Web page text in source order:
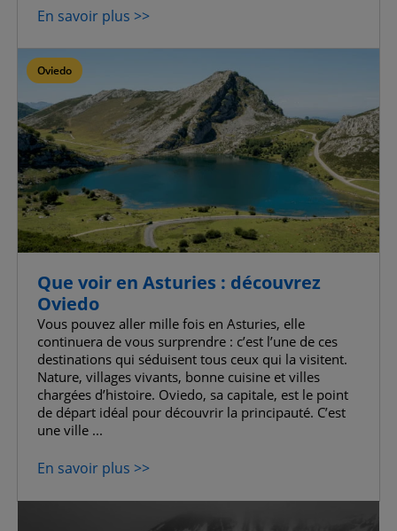
En savoir plus >>
Oviedo
Que voir en Asturies : découvrez
Oviedo
Vous pouvez aller mille fois en Asturies, elle
continuera de vous surprendre : c’est l’une de ces
destinations qui séduisent tous ceux qui la visitent.
Nature, villages vivants, bonne cuisine et villes
chargées d’histoire. Oviedo, sa capitale, est le point
de départ idéal pour découvrir la principauté. C’est
une ville ...
En savoir plus >>
Confirmer la sélection
Tout autoriser